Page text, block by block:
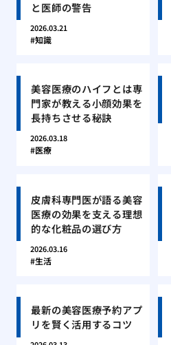
と医師の警告
2026.03.21
知識
美容医療のハイフとは専
門家が教える小顔効果を
長持ちさせる秘訣
2026.03.18
医療
皮膚科専門医が語る美容
医療の効果を支える理想
的な化粧品の選び方
2026.03.16
生活
最新の美容医療予約アプ
リを賢く活用するコツ